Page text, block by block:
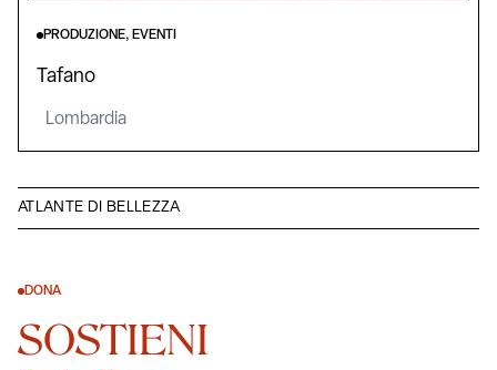
ATLANTE DI BELLEZZA
PRODUZIONE, EVENTI
Tafano
Lombardia
DONA
SOSTIENI